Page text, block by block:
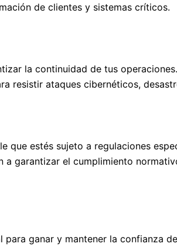
de clientes y sistemas críticos.
la continuidad de tus
resistir ataques cibernéticos,
que estés sujeto a regulaciones
a garantizar el cumplimiento
ganar y mantener la confianza